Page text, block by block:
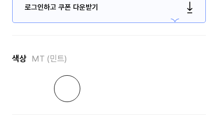
로그인하고 쿠폰 다운받기
색상 MT (민트)